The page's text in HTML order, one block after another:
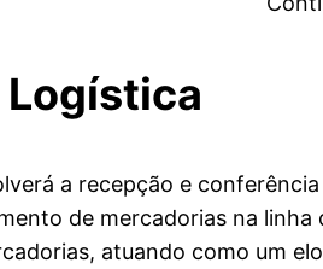
a recepção e
de mercadorias na linha
atuando como um